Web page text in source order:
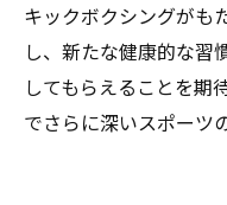
キックボクシングがも
し、新たな健康的な習
してもらえることを期
でさらに深いスポーツ